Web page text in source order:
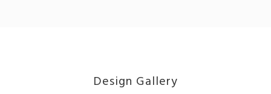
Design Gallery